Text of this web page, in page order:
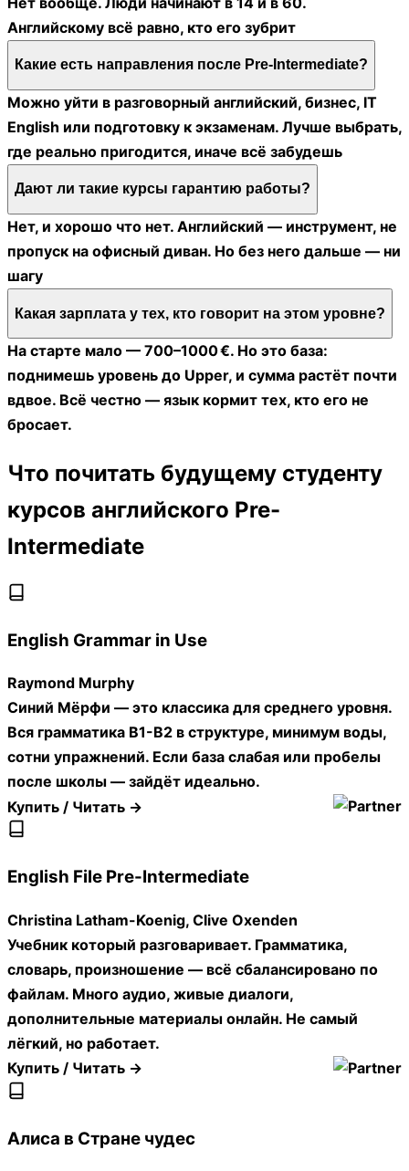
Английскому всё равно, кто его зубрит
Какие есть направления после Pre-Intermediate?
Можно уйти в разговорный английский, бизнес, IT
English или подготовку к экзаменам. Лучше выбрать,
где реально пригодится, иначе всё забудешь
Дают ли такие курсы гарантию работы?
Нет, и хорошо что нет. Английский — инструмент, не
пропуск на офисный диван. Но без него дальше — ни
шагу
Какая зарплата у тех, кто говорит на этом уровне?
На старте мало — 700–1000 €. Но это база:
поднимешь уровень до Upper, и сумма растёт почти
вдвое. Всё честно — язык кормит тех, кто его не
бросает.
Что почитать будущему студенту
курсов английского Pre-
Intermediate
English Grammar in Use
Raymond Murphy
Синий Мёрфи — это классика для среднего уровня.
Вся грамматика B1-B2 в структуре, минимум воды,
сотни упражнений. Если база слабая или пробелы
после школы — зайдёт идеально.
Купить / Читать →
English File Pre-Intermediate
Christina Latham-Koenig, Clive Oxenden
Учебник который разговаривает. Грамматика,
словарь, произношение — всё сбалансировано по
файлам. Много аудио, живые диалоги,
дополнительные материалы онлайн. Не самый
лёгкий, но работает.
Купить / Читать →
Алиса в Стране чудес